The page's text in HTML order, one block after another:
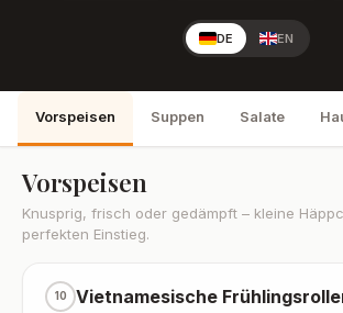
DE EN
Vorspeisen Suppen Salate
Vorspeisen
Knusprig, frisch oder gedämpft – kleine
perfekten Einstieg.
10 Vietnamesische